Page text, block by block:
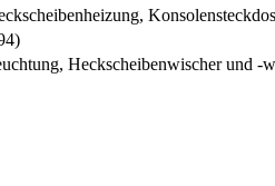
Heckscheibenwischer und -